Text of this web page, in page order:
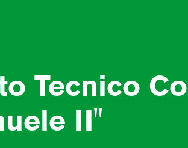
Tecnico
II"